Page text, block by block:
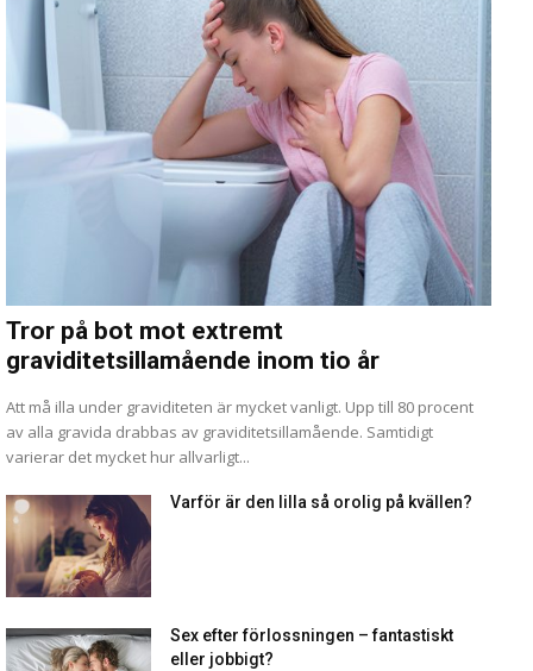
Tror på bot mot extremt
graviditetsillamående inom tio år
Att må illa under graviditeten är mycket vanligt. Upp till 80 procent
av alla gravida drabbas av graviditetsillamående. Samtidigt
varierar det mycket hur allvarligt...
Varför är den lilla så orolig på kvällen?
Sex efter förlossningen – fantastiskt
eller jobbigt?